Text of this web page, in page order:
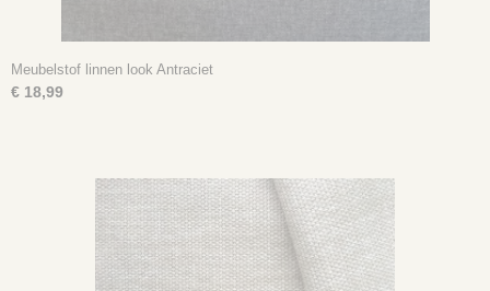
Meubelstof linnen look Antraciet
€ 18,99